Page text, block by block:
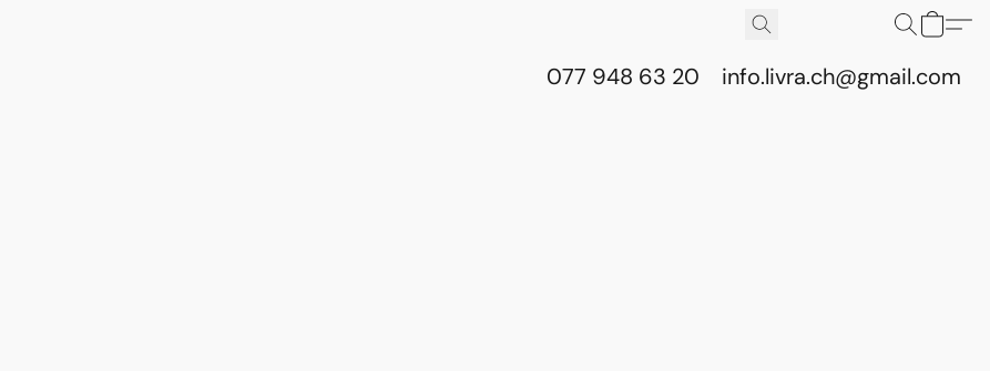
077 948 63 20 info.livra.ch@gmail.com